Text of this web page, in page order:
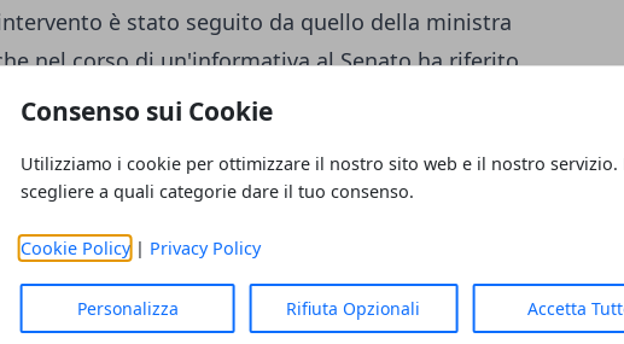
Consenso sui Cookie
Utilizziamo i cookie per ottimizzare il nostro sito web e il nostro servizio.
scegliere a quali categorie dare il tuo consenso.
Cookie Policy| Privacy Policy
Personalizza Rifiuta Opzionali Accetta
è stato seguito da quello della ministra
nel corso di un'informativa al Senato ha riferito
un totale di2,4 milioni di banchi
proseguirà nelle prossime settimane
che nel corso delle prossime settimane
banchi nuoviper le scuole, un'operazione già
e che quindi adesso si intende continuare. Ha
750mila banchi nuovi sono per lascuola